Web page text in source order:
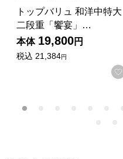
トップバリュ 和洋中特大
二段重「饗宴」…
本体 19,800円
税込 21,384円